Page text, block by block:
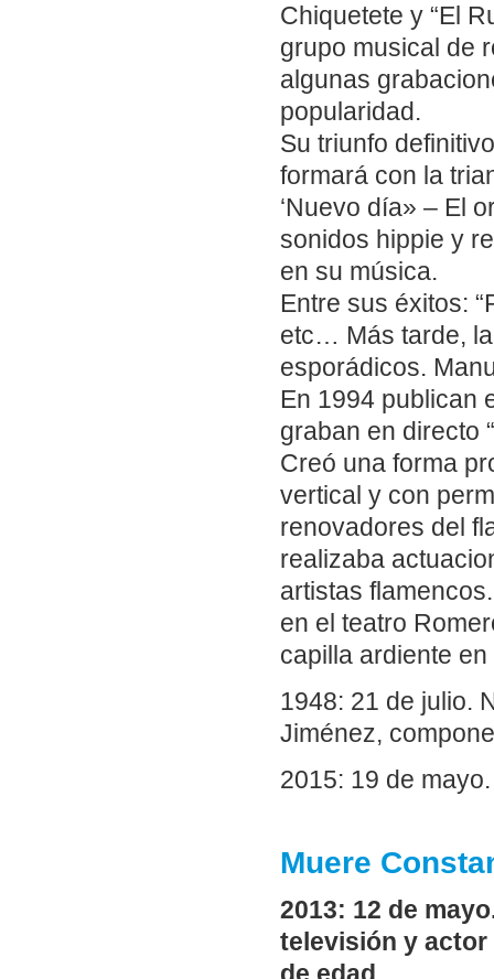
Chiquetete y “El
grupo musical de
algunas
popularidad.
Su triunfo
formará con la
‘Nuevo día» – El
sonidos hippie y
en su música.
Entre sus éxitos:
etc… Más tarde,
esporádicos.
En 1994 publican
graban en directo
Creó una forma
vertical y con
renovadores del
realizaba
artistas
en el teatro
capilla ardiente
1948: 21 de julio.
Jiménez,
2015: 19 de
Muere
2013: 12 de
televisión y actor